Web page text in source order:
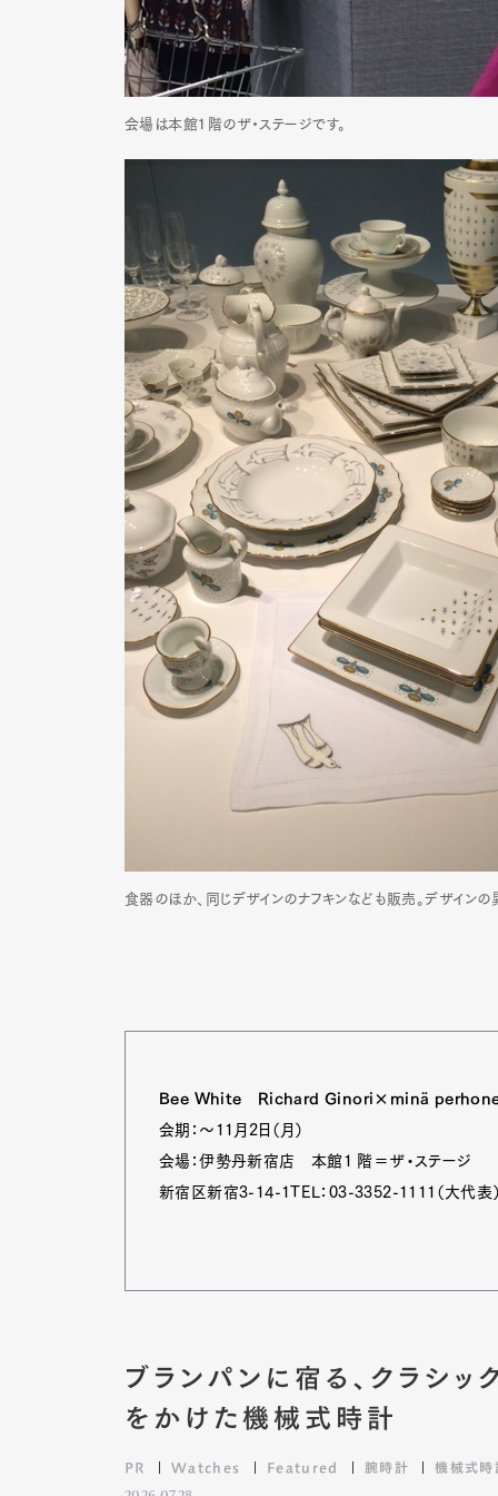
Pen
Pen
会場は本館１階のザ・ステージです。
食器のほか、同じデザインのナフキンなども販売。デザイン
Bee White Richard Ginori×minä
会期：〜11月2日（月）
会場：伊勢丹新宿店 本館1 階＝ザ・ステージ
新宿区新宿3-14-1TEL：03-3352-1111（大代表
ブランパンに宿る、クラシ
をかけた機械式時計
PR Watches Featured 腕時計 機械式時